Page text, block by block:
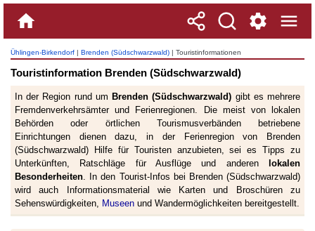
Ühlingen-Birkendorf | Brenden (Südschwarzwald) | Touristinformationen
Touristinformation Brenden (Südschwarzwald)
In der Region rund um Brenden (Südschwarzwald) gibt es mehrere
Fremdenverkehrsämter und Ferienregionen. Die meist von lokalen
Behörden oder örtlichen Tourismusverbänden betriebene
Einrichtungen dienen dazu, in der Ferienregion von Brenden
(Südschwarzwald) Hilfe für Touristen anzubieten, sei es Tipps zu
Unterkünften, Ratschläge für Ausflüge und anderen
lokalen
Besonderheiten. In den Tourist-Infos bei Brenden (Südschwarzwald)
wird auch Informationsmaterial wie Karten und Broschüren zu
Sehenswürdigkeiten, Museen und Wandermöglichkeiten bereitgestellt.